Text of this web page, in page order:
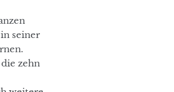
seiner
zehn